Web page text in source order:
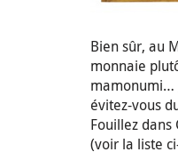
Bien sûr, au
monnaie
mamonumi…
évitez-vous
Fouillez dans
(voir la liste